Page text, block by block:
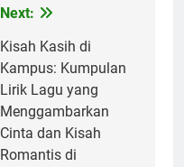
Next:
Kisah Kasih di
Kampus: Kumpulan
Lirik Lagu yang
Menggambarkan
Cinta dan Kisah
Romantis di